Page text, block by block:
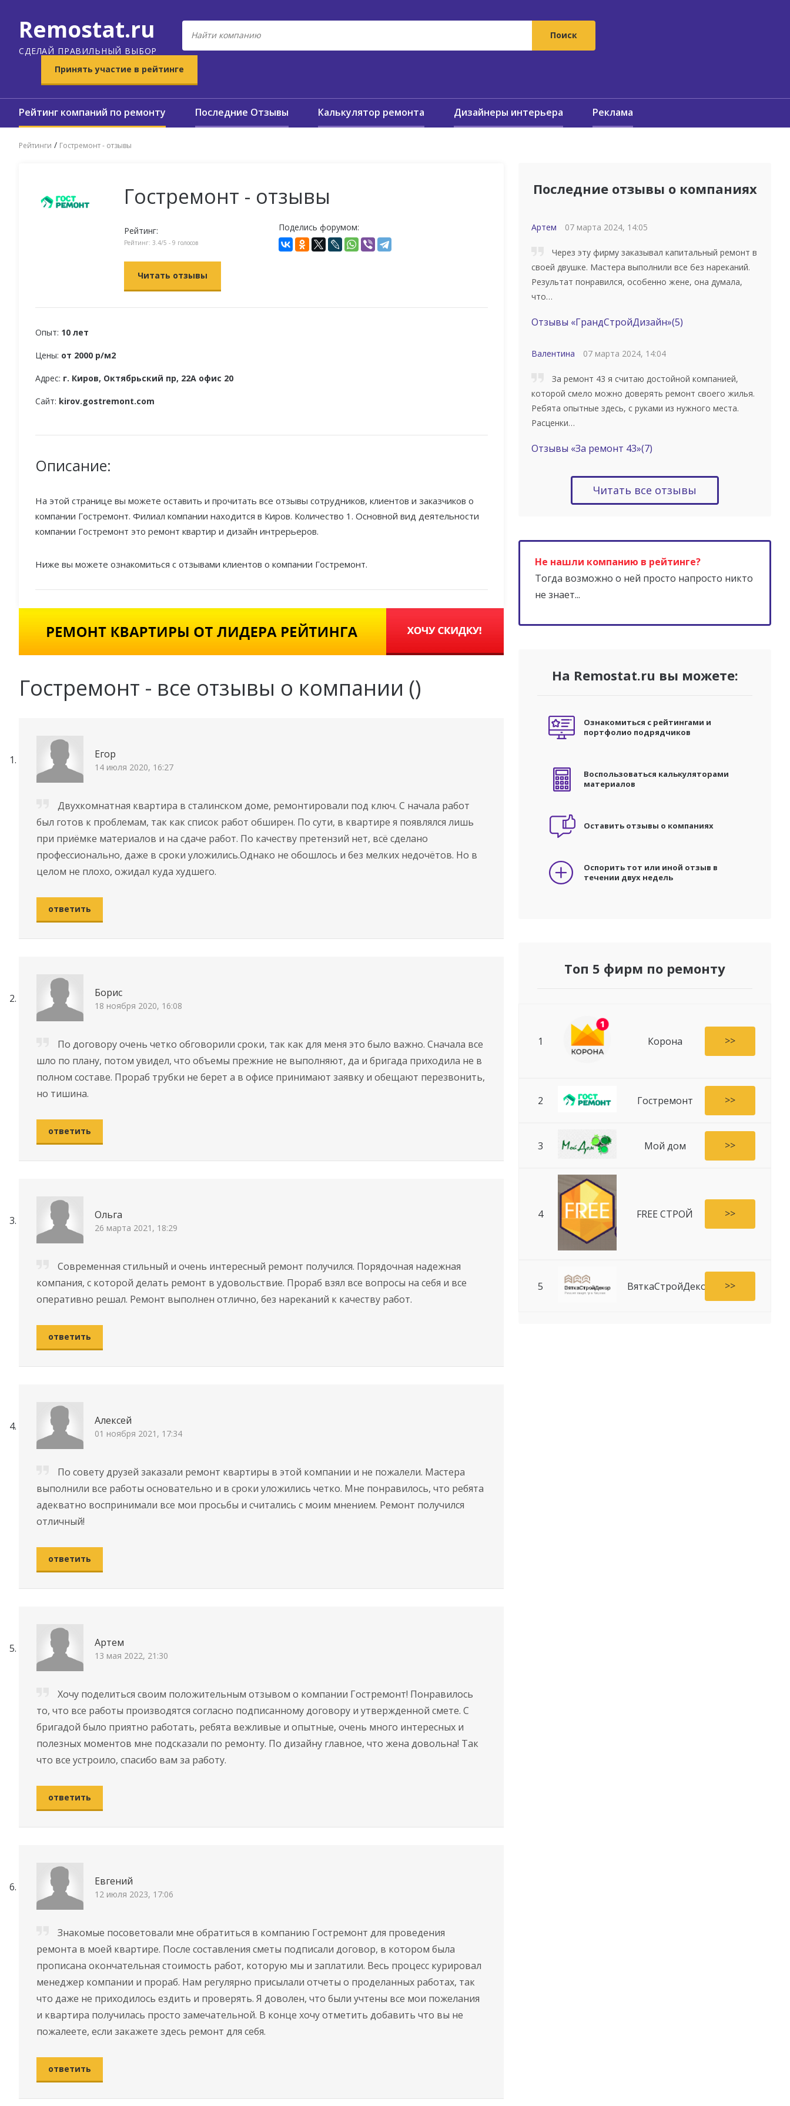
Remostat.ru
СДЕЛАЙ ПРАВИЛЬНЫЙ ВЫБОР
Принять участие в рейтинге
Рейтинг компаний по ремонту Последние Отзывы Калькулятор ремонта Дизайнеры интерьера Реклама
Рейтинги / Гостремонт - отзывы
Гостремонт - отзывы
Рейтинг:
Рейтинг: 3.4/5 - 9 голосов
Поделись форумом:
Читать отзывы
Опыт: 10 лет
Цены: от 2000 р/м2
Адрес: г. Киров, Октябрьский пр, 22А офис 20
Сайт: kirov.gostremont.com
Описание:
На этой странице вы можете оставить и прочитать все отзывы сотрудников, клиентов и заказчиков о
компании Гостремонт. Филиал компании находится в Киров. Количество 1. Основной вид деятельности
компании Гостремонт это ремонт квартир и дизайн интрерьеров.
Ниже вы можете ознакомиться с отзывами клиентов о компании Гостремонт.
Гостремонт - все отзывы о компании ()
Егор
14 июля 2020, 16:27
Двухкомнатная квартира в сталинском доме, ремонтировали под ключ. С начала работ
был готов к проблемам, так как список работ обширен. По сути, в квартире я появлялся лишь
при приёмке материалов и на сдаче работ. По качеству претензий нет, всё сделано
профессионально, даже в сроки уложились.Однако не обошлось и без мелких недочётов. Но в
целом не плохо, ожидал куда худшего.
ответить
Борис
18 ноября 2020, 16:08
По договору очень четко обговорили сроки, так как для меня это было важно. Сначала все
шло по плану, потом увидел, что объемы прежние не выполняют, да и бригада приходила не в
полном составе. Прораб трубки не берет а в офисе принимают заявку и обещают перезвонить,
но тишина.
ответить
Ольга
26 марта 2021, 18:29
Современная стильный и очень интересный ремонт получился. Порядочная надежная
компания, с которой делать ремонт в удовольствие. Прораб взял все вопросы на себя и все
оперативно решал. Ремонт выполнен отлично, без нареканий к качеству работ.
ответить
Алексей
01 ноября 2021, 17:34
По совету друзей заказали ремонт квартиры в этой компании и не пожалели. Мастера
выполнили все работы основательно и в сроки уложились четко. Мне понравилось, что ребята
адекватно воспринимали все мои просьбы и считались с моим мнением. Ремонт получился
отличный!
ответить
Артем
13 мая 2022, 21:30
Хочу поделиться своим положительным отзывом о компании Гостремонт! Понравилось
то, что все работы производятся согласно подписанному договору и утвержденной смете. С
бригадой было приятно работать, ребята вежливые и опытные, очень много интересных и
полезных моментов мне подсказали по ремонту. По дизайну главное, что жена довольна! Так
что все устроило, спасибо вам за работу.
ответить
Евгений
12 июля 2023, 17:06
Знакомые посоветовали мне обратиться в компанию Гостремонт для проведения
ремонта в моей квартире. После составления сметы подписали договор, в котором была
прописана окончательная стоимость работ, которую мы и заплатили. Весь процесс курировал
менеджер компании и прораб. Нам регулярно присылали отчеты о проделанных работах, так
что даже не приходилось ездить и проверять. Я доволен, что были учтены все мои пожелания
и квартира получилась просто замечательной. В конце хочу отметить добавить что вы не
пожалеете, если закажете здесь ремонт для себя.
ответить
Последние отзывы о компаниях
Артем 07 марта 2024, 14:05
Через эту фирму заказывал капитальный ремонт в
своей двушке. Мастера выполнили все без нареканий.
Результат понравился, особенно жене, она думала,
что…
Отзывы «ГрандСтройДизайн»(5)
Валентина 07 марта 2024, 14:04
За ремонт 43 я считаю достойной компанией,
которой смело можно доверять ремонт своего жилья.
Ребята опытные здесь, с руками из нужного места.
Расценки…
Отзывы «За ремонт 43»(7)
Читать все отзывы
Не нашли компанию в рейтинге?
Тогда возможно о ней просто напросто никто
не знает...
На Remostat.ru вы можете:
Ознакомиться с рейтингами и
портфолио подрядчиков
Воспользоваться калькуляторами
материалов
Оставить отзывы о компаниях
Оспорить тот или иной отзыв в
течении двух недель
Топ 5 фирм по ремонту
1 Корона >>
2 Гостремонт >>
3 Мой дом >>
4 FREE СТРОЙ >>
5 ВяткаСтройДекор >>